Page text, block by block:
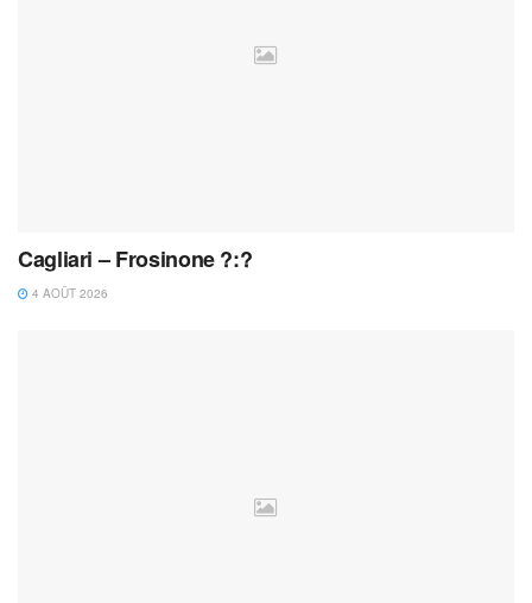
Cagliari – Frosinone ?:?
4 AOÛT 2026